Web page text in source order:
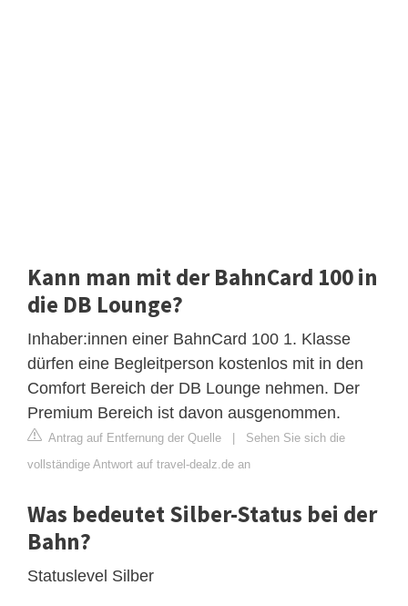
Kann man mit der BahnCard 100 in
die DB Lounge?
Inhaber:innen einer BahnCard 100 1. Klasse
dürfen eine Begleitperson kostenlos mit in den
Comfort Bereich der DB Lounge nehmen. Der
Premium Bereich ist davon ausgenommen.
Antrag auf Entfernung der Quelle | Sehen Sie sich die
vollständige Antwort auf travel-dealz.de an
Was bedeutet Silber-Status bei der
Bahn?
Statuslevel Silber